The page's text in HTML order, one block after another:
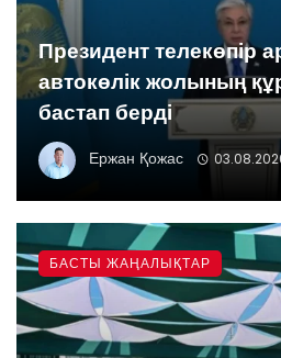
Президент телекөпір
автокөлік жолының
бастап берді
Ержан Қожас
БАСТЫ ЖАҢАЛЫҚТАР